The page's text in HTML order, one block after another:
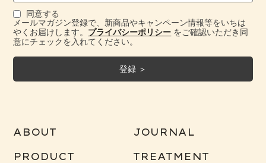
同意する
メールマガジン登録で、新商品やキャンペーン情報等をいちは
やくお届けします。 プライバシーポリシー をご確認いただき同
意にチェックを入れてください。
ABOUT JOURNAL
PRODUCT TREATMENT